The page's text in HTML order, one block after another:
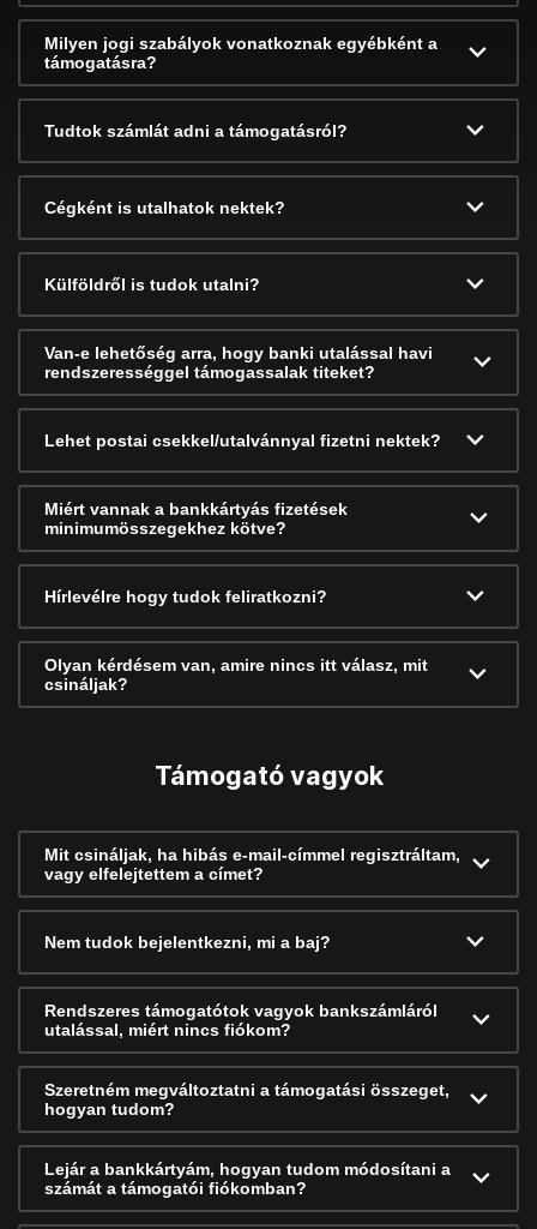
Milyen jogi szabályok vonatkoznak egyébként a
támogatásra?
Tudtok számlát adni a támogatásról?
Cégként is utalhatok nektek?
Külföldről is tudok utalni?
Van-e lehetőség arra, hogy banki utalással havi
rendszerességgel támogassalak titeket?
Lehet postai csekkel/utalvánnyal fizetni nektek?
Miért vannak a bankkártyás fizetések
minimumösszegekhez kötve?
Hírlevélre hogy tudok feliratkozni?
Olyan kérdésem van, amire nincs itt válasz, mit
csináljak?
Támogató vagyok
Mit csináljak, ha hibás e-mail-címmel regisztráltam,
vagy elfelejtettem a címet?
Nem tudok bejelentkezni, mi a baj?
Rendszeres támogatótok vagyok bankszámláról
utalással, miért nincs fiókom?
Szeretném megváltoztatni a támogatási összeget,
hogyan tudom?
Lejár a bankkártyám, hogyan tudom módosítani a
számát a támogatói fiókomban?